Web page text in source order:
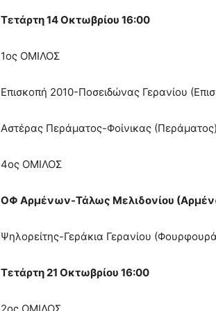
Τετάρτη 14 Οκτωβρίου 16:00
1ος ΟΜΙΛΟΣ
Επισκοπή 2010-Ποσειδώνας Γερανίου
Αστέρας Περάματος-Φοίνικας (Περάματος)
4ος ΟΜΙΛΟΣ
ΟΦ Αρμένων-Τάλως Μελιδονίου
Ψηλορείτης-Γεράκια Γερανίου
Τετάρτη 21 Οκτωβρίου 16:00